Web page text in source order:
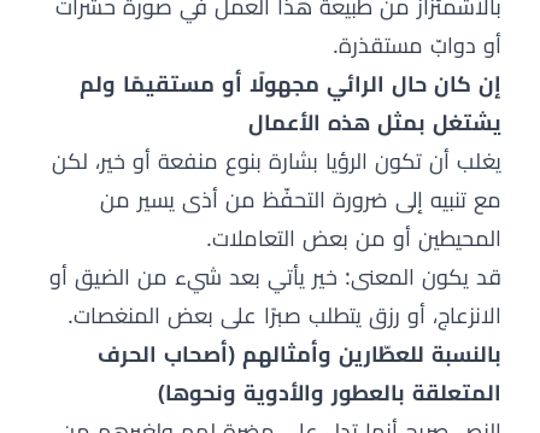
أو دوابّ مستقذرة.
إن كان حال الرائي مجهولًا أو مستقيمًا ولم
يشتغل بمثل هذه الأعمال
يغلب أن تكون الرؤيا بشارة بنوع منفعة أو خير، لكن
مع تنبيه إلى ضرورة التحفّظ من أذى يسير من
المحيطين أو من بعض التعاملات.
قد يكون المعنى: خير يأتي بعد شيء من الضيق أو
الانزعاج، أو رزق يتطلب صبرًا على بعض المنغصات.
بالنسبة للعطّارين وأمثالهم (أصحاب الحرف
المتعلقة بالعطور والأدوية ونحوها)